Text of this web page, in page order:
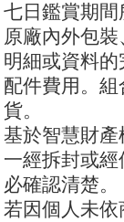
七日鑑賞期
原廠內外包
明細或資料
配件費用。
貨。
基於智慧財
一經拆封或
必確認清楚。
若因個人未